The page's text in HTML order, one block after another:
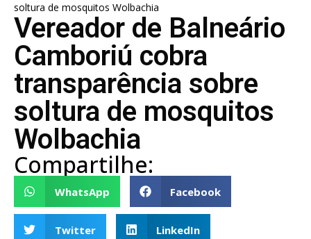
soltura de mosquitos Wolbachia
Vereador de Balneário
Camboriú cobra
transparência sobre
soltura de mosquitos
Wolbachia
Compartilhe:
WhatsApp Facebook
Twitter LinkedIn